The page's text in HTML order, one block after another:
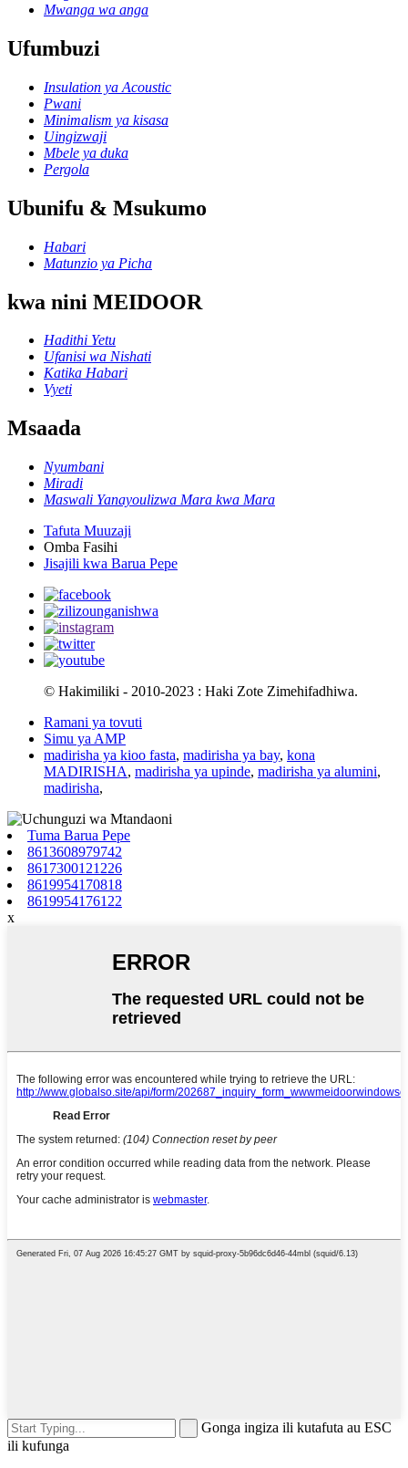
Mwanga wa anga
Ufumbuzi
Insulation ya Acoustic
Pwani
Minimalism ya kisasa
Uingizwaji
Mbele ya duka
Pergola
Ubunifu & Msukumo
Habari
Matunzio ya Picha
kwa nini MEIDOOR
Hadithi Yetu
Ufanisi wa Nishati
Katika Habari
Vyeti
Msaada
Nyumbani
Miradi
Maswali Yanayoulizwa Mara kwa Mara
Tafuta Muuzaji
Omba Fasihi
Jisajili kwa Barua Pepe
© Hakimiliki - 2010-2023 : Haki Zote Zimehifadhiwa.
Ramani ya tovuti
Simu ya AMP
madirisha ya kioo fasta, madirisha ya bay, kona
MADIRISHA, madirisha ya upinde, madirisha ya alumini,
madirisha,
Tuma Barua Pepe
8613608979742
8617300121226
8619954170818
8619954176122
x
Gonga ingiza ili kutafuta au ESC
ili kufunga